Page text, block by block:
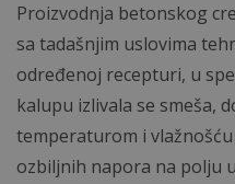
Proizvodnja betonskog
sa tadašnjim uslovima
određenoj recepturi, u
kalupu izlivala se smeša,
temperaturom i
ozbiljnih napora na polju